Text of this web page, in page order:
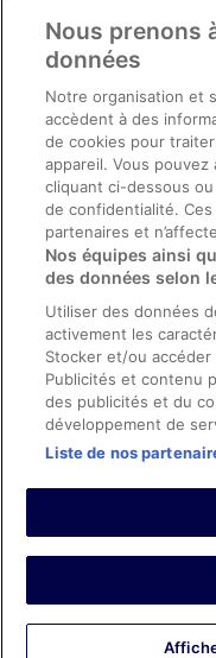
Conditions générales du
Directives de contenu et
Aide
Soutien
Annuler votre réservation
Échéances de
Utiliser un coupon ebookers
Electron, CartaSi, Carte
© 2026 Expedia, Inc., une
réservés. ebookers et le
commerciales ou des
Nous prenons
données
Notre organisation et
accèdent à des
de cookies pour
appareil. Vous
cliquant ci-dessous
de confidentialité.
partenaires et
Nos équipes ainsi
des données selon
Utiliser des données
activement les
Stocker et/ou
Publicités et contenu
des publicités et du
développement de
Liste de nos